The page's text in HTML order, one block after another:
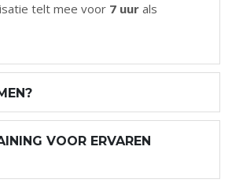
telt mee voor 7 uur als
VOOR ERVAREN